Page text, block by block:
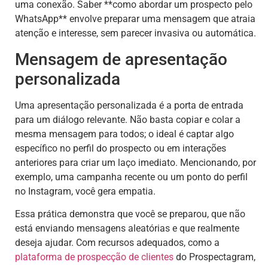
uma conexão. Saber **como abordar um prospecto pelo
WhatsApp** envolve preparar uma mensagem que atraia
atenção e interesse, sem parecer invasiva ou automática.
Mensagem de apresentação
personalizada
Uma apresentação personalizada é a porta de entrada
para um diálogo relevante. Não basta copiar e colar a
mesma mensagem para todos; o ideal é captar algo
específico no perfil do prospecto ou em interações
anteriores para criar um laço imediato. Mencionando, por
exemplo, uma campanha recente ou um ponto do perfil
no Instagram, você gera empatia.
Essa prática demonstra que você se preparou, que não
está enviando mensagens aleatórias e que realmente
deseja ajudar. Com recursos adequados, como a
plataforma de prospecção de clientes do Prospectagram,